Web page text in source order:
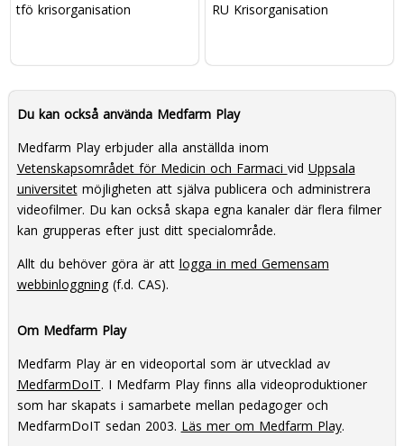
tfö krisorganisation RU Krisorganisation
Du kan också använda Medfarm Play
Medfarm Play erbjuder alla anställda inom
Vetenskapsområdet för Medicin och Farmaci vid Uppsala
universitetmöjligheten att själva publicera och administrera
videofilmer. Du kan också skapa egna kanaler där flera filmer
kan grupperas efter just ditt specialområde.
Allt du behöver göra är att logga in med Gemensam
webbinloggning(f.d. CAS).
Om Medfarm Play
Medfarm Play är en videoportal som är utvecklad av
MedfarmDoIT. I Medfarm Play finns alla videoproduktioner
som har skapats i samarbete mellan pedagoger och
MedfarmDoIT sedan 2003. Läs mer om Medfarm Play.